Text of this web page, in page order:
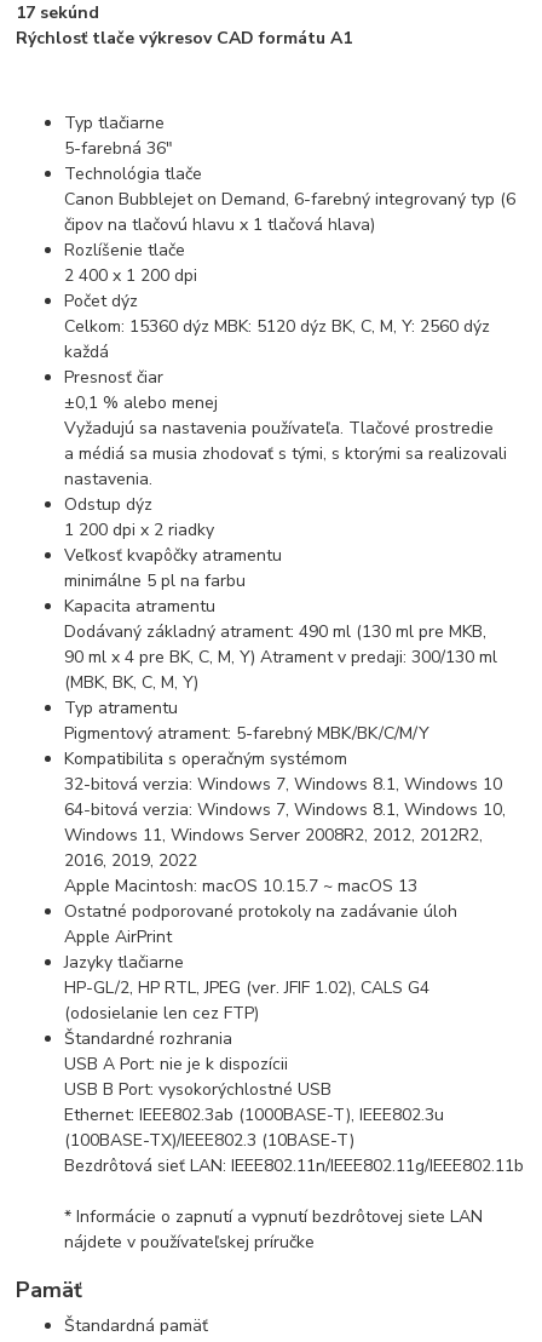
17 sekúnd
Rýchlosť tlače výkresov CAD formátu A1
Typ tlačiarne
5-farebná 36"
Technológia tlače
Canon Bubblejet on Demand, 6-farebný integrovaný typ (6
čipov na tlačovú hlavu x 1 tlačová hlava)
Rozlíšenie tlače
2 400 x 1 200 dpi
Počet dýz
Celkom: 15360 dýz MBK: 5120 dýz BK, C, M, Y: 2560 dýz
každá
Presnosť čiar
±0,1 % alebo menej
Vyžadujú sa nastavenia používateľa. Tlačové prostredie
a médiá sa musia zhodovať s tými, s ktorými sa realizovali
nastavenia.
Odstup dýz
1 200 dpi x 2 riadky
Veľkosť kvapôčky atramentu
minimálne 5 pl na farbu
Kapacita atramentu
Dodávaný základný atrament: 490 ml (130 ml pre MKB,
90 ml x 4 pre BK, C, M, Y) Atrament v predaji: 300/130 ml
(MBK, BK, C, M, Y)
Typ atramentu
Pigmentový atrament: 5-farebný MBK/BK/C/M/Y
Kompatibilita s operačným systémom
32-bitová verzia: Windows 7, Windows 8.1, Windows 10
64-bitová verzia: Windows 7, Windows 8.1, Windows 10,
Windows 11, Windows Server 2008R2, 2012, 2012R2,
2016, 2019, 2022
Apple Macintosh: macOS 10.15.7 ~ macOS 13
Ostatné podporované protokoly na zadávanie úloh
Apple AirPrint
Jazyky tlačiarne
HP-GL/2, HP RTL, JPEG (ver. JFIF 1.02), CALS G4
(odosielanie len cez FTP)
Štandardné rozhrania
USB A Port: nie je k dispozícii
USB B Port: vysokorýchlostné USB
Ethernet: IEEE802.3ab (1000BASE-T), IEEE802.3u
(100BASE-TX)/IEEE802.3 (10BASE-T)
Bezdrôtová sieť LAN: IEEE802.11n/IEEE802.11g/IEEE802.11b
* Informácie o zapnutí a vypnutí bezdrôtovej siete LAN
nájdete v používateľskej príručke
Pamäť
Štandardná pamäť